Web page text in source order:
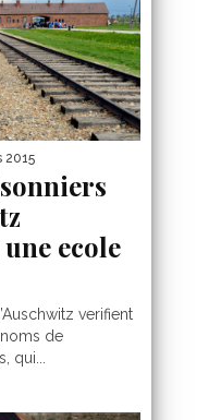
2015
ecole
verifient
de
qui...